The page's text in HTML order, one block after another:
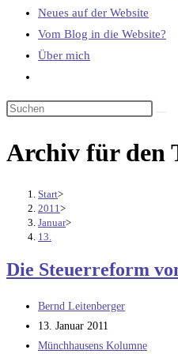
Neues auf der Website
Vom Blog in die Website?
Über mich
umschalten
Archiv für den
Start>
2011 >
Januar>
13.
Die Steuerreform
Beitrags-
Autor:
Bernd Leitenberger
Beitrag
veröffentlicht:
13. Januar 2011
Beitrags-
Münchhausens Kolumne